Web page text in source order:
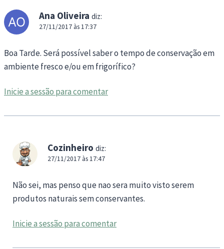
Ana Oliveira diz:
27/11/2017 às 17:37
Boa Tarde. Será possível saber o tempo de conservação em
ambiente fresco e/ou em frigorífico?
Inicie a sessão para comentar
Cozinheiro diz:
27/11/2017 às 17:47
Não sei, mas penso que nao sera muito visto serem
produtos naturais sem conservantes.
Inicie a sessão para comentar